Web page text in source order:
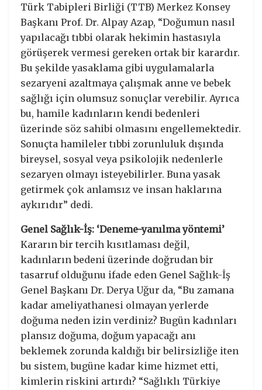
Türk Tabipleri Birliği (TTB) Merkez Konsey
Başkanı Prof. Dr. Alpay Azap, “Doğumun nasıl
yapılacağı tıbbi olarak hekimin hastasıyla
görüşerek vermesi gereken ortak bir karardır.
Bu şekilde yasaklama gibi uygulamalarla
sezaryeni azaltmaya çalışmak anne ve bebek
sağlığı için olumsuz sonuçlar verebilir. Ayrıca
bu, hamile kadınların kendi bedenleri
üzerinde söz sahibi olmasını engellemektedir.
Sonuçta hamileler tıbbi zorunluluk dışında
bireysel, sosyal veya psikolojik nedenlerle
sezaryen olmayı isteyebilirler. Buna yasak
getirmek çok anlamsız ve insan haklarına
aykırıdır” dedi.
Genel Sağlık-İş: ‘Deneme-yanılma yöntemi’
Kararın bir tercih kısıtlaması değil,
kadınların bedeni üzerinde doğrudan bir
tasarruf olduğunu ifade eden Genel Sağlık-İş
Genel Başkanı Dr. Derya Uğur da, “Bu zamana
kadar ameliyathanesi olmayan yerlerde
doğuma neden izin verdiniz? Bugün kadınları
plansız doğuma, doğum yapacağı anı
beklemek zorunda kaldığı bir belirsizliğe iten
bu sistem, bugüne kadar kime hizmet etti,
kimlerin riskini artırdı? “Sağlıklı Türkiye